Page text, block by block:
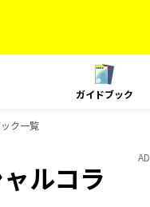
ガイドブック
ク一覧
ルコラ
AD